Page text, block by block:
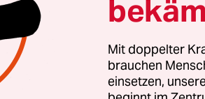
Fan der Spanierinnen und
Ineffektivität der
Diplomabschluss in
Mit doppelter
brauchen
einsetzen,